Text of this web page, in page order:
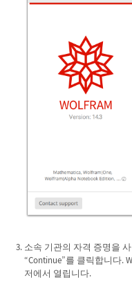
소속 기관의 자격 증명을
“Continue”를 클릭합니다.
저에서 열립니다.